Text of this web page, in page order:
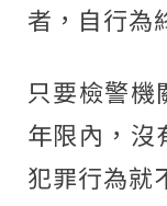
者，自行為
只要檢警機
年限內，沒
犯罪行為就